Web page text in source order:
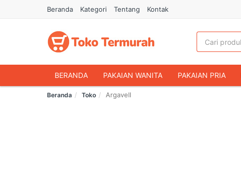
Beranda Kategori Tentang Kontak
BERANDA PAKAIAN WANITA PAKAIAN PRIA
HANDPHONE & AKSESORIS
Beranda Toko Argavell